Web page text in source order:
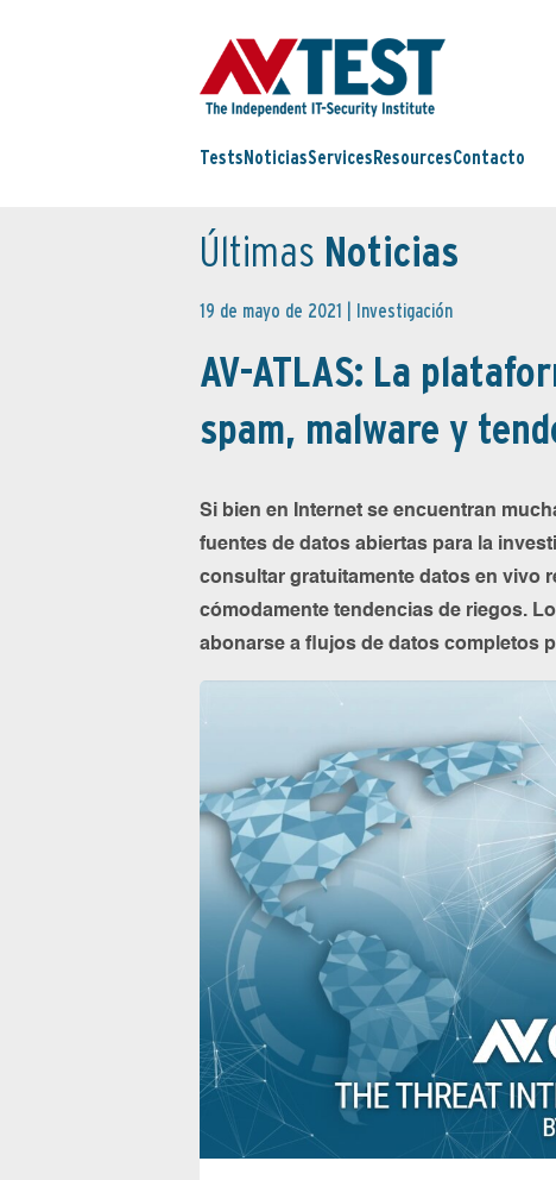
Tests NoticiasServices ResourcesContacto
Últimas Noticias
19 de mayo de 2021 | Investigación
AV-ATLAS: La
spam, malware y
Si bien en Internet se encuentran
fuentes de datos abiertas para la
consultar gratuitamente datos en vivo
cómodamente tendencias de riegos.
abonarse a flujos de datos completos